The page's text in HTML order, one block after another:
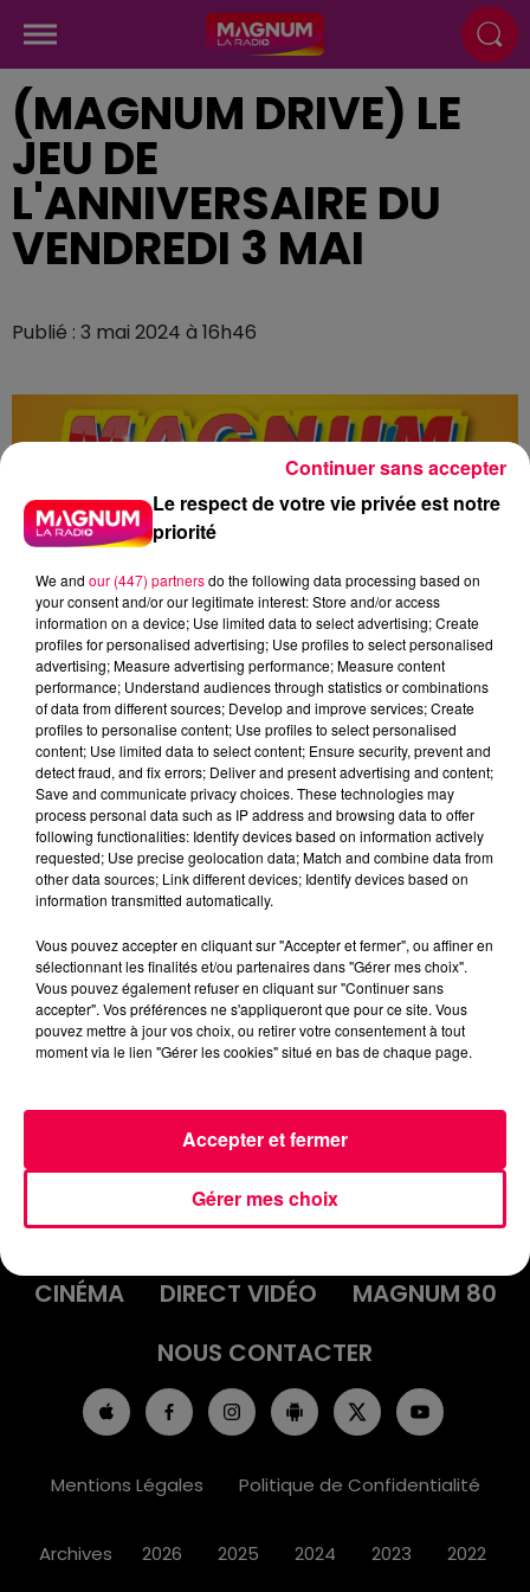
(MAGNUM DRIVE) LE
JEU DE
L'ANNIVERSAIRE DU
VENDREDI 3 MAI
Publié : 3 mai 2024 à 16h46
podcasts/2024/05/20240503-ANNIVERSAIRES.mp3
ACCUEIL INFOS
EMISSIONS
AGENDA
JEUX
PODCASTS
CINÉMA
DIRECT VIDÉO
MAGNUM 80
NOUS CONTACTER
Mentions Légales Politique de Confidentialité
Archives 2026 2025 2024 2023 2022
Le respect de votre vie privée est notre
priorité
We and our (447) partnersdo the following data processing based on
your consent and/or our legitimate interest: Store and/or access
information on a device; Use limited data to select advertising; Create
profiles for personalised advertising; Use profiles to select personalised
advertising; Measure advertising performance; Measure content
performance; Understand audiences through statistics or combinations
of data from different sources; Develop and improve services; Create
profiles to personalise content; Use profiles to select personalised
content; Use limited data to select content; Ensure security, prevent and
detect fraud, and fix errors; Deliver and present advertising and content;
Save and communicate privacy choices. These technologies may
process personal data such as IP address and browsing data to offer
following functionalities: Identify devices based on information actively
requested; Use precise geolocation data; Match and combine data from
other data sources; Link different devices; Identify devices based on
information transmitted automatically.
Vous pouvez accepter en cliquant sur "Accepter et fermer", ou affiner en
sélectionnant les finalités et/ou partenaires dans "Gérer mes choix".
Vous pouvez également refuser en cliquant sur "Continuer sans
accepter". Vos préférences ne s'appliqueront que pour ce site. Vous
pouvez mettre à jour vos choix, ou retirer votre consentement à tout
moment via le lien "Gérer les cookies" situé en bas de chaque page.
Gérer mes choix
Accepter et fermer
Continuer sans accepter